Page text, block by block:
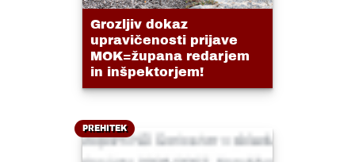
Grozljiv dokaz
upravičenosti prijave
MOK=župana redarjem
in inšpektorjem!
PREHITEK